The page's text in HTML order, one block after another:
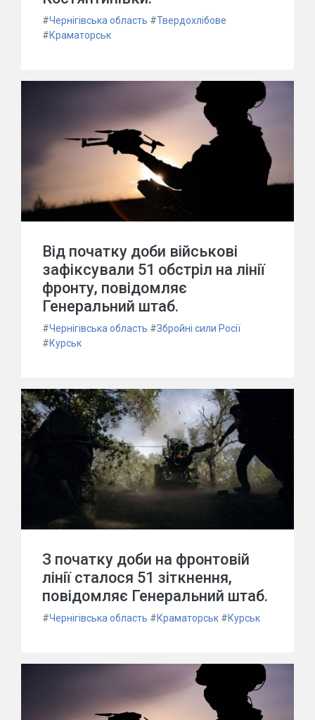
#Чернігівська область #Твердохлібове
#Краматорськ
Від початку доби військові
зафіксували 51 обстріл на лінії
фронту, повідомляє
Генеральний штаб.
#Чернігівська область #Збройні сили Росії
#Курськ
З початку доби на фронтовій
лінії сталося 51 зіткнення,
повідомляє Генеральний штаб.
#Чернігівська область #Краматорськ #Курськ